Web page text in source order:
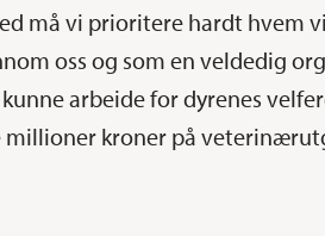
må vi prioritere hardt hvem
oss og som en veldedig
arbeide for dyrenes
kroner på